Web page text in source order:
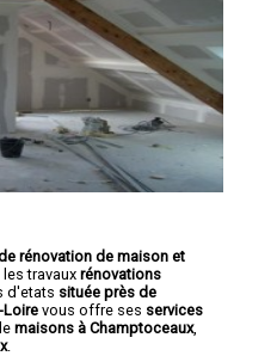
rénovation de maison et
travaux rénovations
d'etats située près de
Loire vous offre ses services
maisons à Champtoceaux,
.